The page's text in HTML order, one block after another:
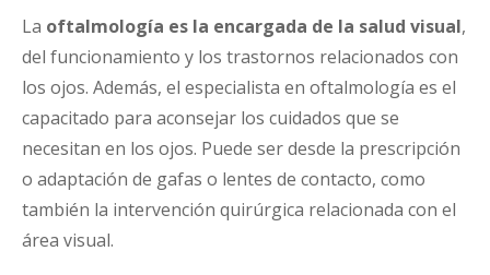
La oftalmología es la encargada de la salud visual,
del funcionamiento y los trastornos relacionados con
los ojos. Además, el especialista en oftalmología es el
capacitado para aconsejar los cuidados que se
necesitan en los ojos. Puede ser desde la prescripción
o adaptación de gafas o lentes de contacto, como
también la intervención quirúrgica relacionada con el
área visual.